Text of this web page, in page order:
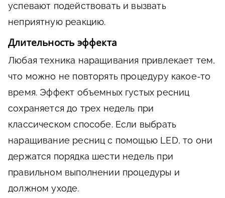
успевают подействовать и вызвать
неприятную реакцию.
Длительность эффекта
Любая техника наращивания привлекает тем,
что можно не повторять процедуру какое-то
время. Эффект объемных густых ресниц
сохраняется до трех недель при
классическом способе. Если выбрать
наращивание ресниц с помощью LED, то они
держатся порядка шести недель при
правильном выполнении процедуры и
должном уходе.